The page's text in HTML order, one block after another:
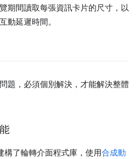
期間讀取每張資訊卡片的尺寸，以
動延遲時間。
題，必須個別解決，才能解決整體
構了輪轉介面程式庫，使用合成動